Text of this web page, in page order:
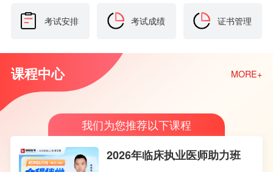
考试安排 考试成绩 证书管理
课程中心 MORE+
我们为您推荐以下课程
2026年临床执业医师助力班